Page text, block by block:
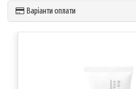
Варіанти оплати